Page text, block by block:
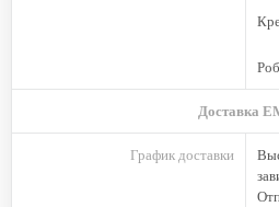
Доставка
График доставки